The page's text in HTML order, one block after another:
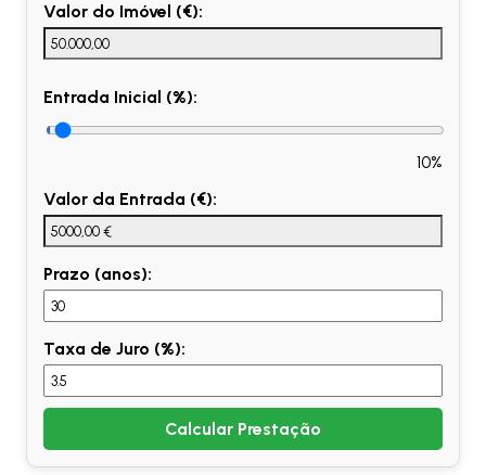
Valor do Imóvel (€):
Entrada Inicial (%):
10%
Valor da Entrada (€):
Prazo (anos):
Taxa de Juro (%):
Calcular Prestação